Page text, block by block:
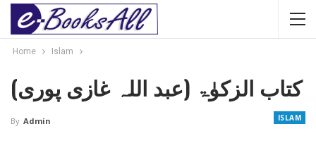
Home Islam
کتاب الزکوٰۃ (عبد اللہ غازی پوری)
ISLAM
By Admin